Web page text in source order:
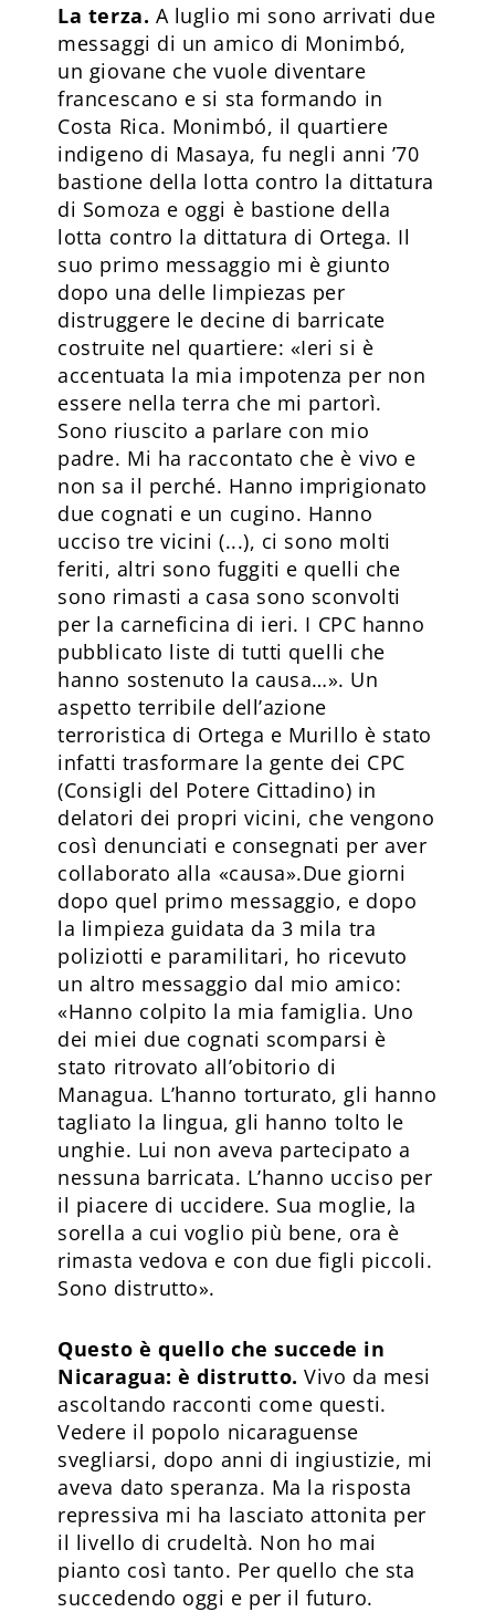
La terza. A luglio mi sono arrivati due
messaggi di un amico di Monimbó,
un giovane che vuole diventare
francescano e si sta formando in
Costa Rica. Monimbó, il quartiere
indigeno di Masaya, fu negli anni ’70
bastione della lotta contro la dittatura
di Somoza e oggi è bastione della
lotta contro la dittatura di Ortega. Il
suo primo messaggio mi è giunto
dopo una delle limpiezas per
distruggere le decine di barricate
costruite nel quartiere: «Ieri si è
accentuata la mia impotenza per non
essere nella terra che mi partorì.
Sono riu­scito a parlare con mio
padre. Mi ha raccontato che è vivo e
non sa il perché. Hanno imprigionato
due cognati e un cugino. Hanno
ucciso tre vicini (...), ci sono molti
feriti, altri sono fuggiti e quelli che
sono rimasti a casa sono sconvolti
per la carneficina di ieri. I CPC hanno
pubblicato liste di tutti quelli che
hanno sostenuto la causa…». Un
aspetto terribile dell’azione
terroristica di Ortega e Murillo è stato
infatti trasformare la gente dei CPC
(Consigli del Potere Cittadino) in
delatori dei propri vicini, che vengono
così denunciati e consegnati per aver
collaborato alla «causa».Due giorni
dopo quel primo messaggio, e dopo
la limpieza guidata da 3 mila tra
poliziotti e paramilitari, ho ricevuto
un altro messaggio dal mio amico:
«Hanno colpito la mia famiglia. Uno
dei miei due cognati scomparsi è
stato ritrovato all’obitorio di
Managua. L’hanno torturato, gli hanno
tagliato la lingua, gli hanno tolto le
unghie. Lui non aveva partecipato a
nessuna barricata. L’hanno ucciso per
il piacere di uccidere. Sua moglie, la
sorella a cui voglio più bene, ora è
rimasta vedova e con due figli piccoli.
Sono distrutto».
Questo è quello che succede in
Nicaragua: è distrutto.Vivo da mesi
ascoltando racconti come questi.
Vedere il popolo nicaraguense
svegliarsi, dopo anni di ingiustizie, mi
aveva dato speranza. Ma la risposta
repressiva mi ha lasciato attonita per
il livello di crudeltà. Non ho mai
pianto così tanto. Per quello che sta
succedendo oggi e per il futuro.